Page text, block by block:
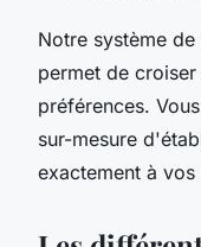
Notre système de
permet de
préférences.
sur-mesure
exactement à